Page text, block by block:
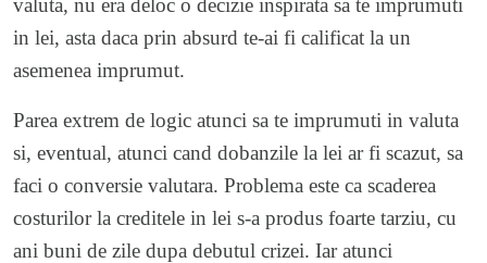
valuta, nu era deloc o decizie inspirata sa te imprumuti
in lei, asta daca prin absurd te-ai fi calificat la un
asemenea imprumut.
Parea extrem de logic atunci sa te imprumuti in valuta
si, eventual, atunci cand dobanzile la lei ar fi scazut, sa
faci o conversie valutara. Problema este ca scaderea
costurilor la creditele in lei s-a produs foarte tarziu, cu
ani buni de zile dupa debutul crizei. Iar atunci